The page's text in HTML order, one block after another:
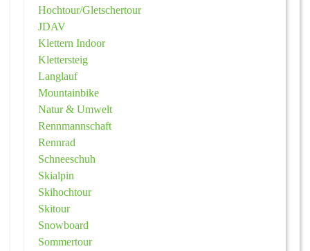
Hochtour/Gletschertour
JDAV
Klettern Indoor
Klettersteig
Langlauf
Mountainbike
Natur & Umwelt
Rennmannschaft
Rennrad
Schneeschuh
Skialpin
Skihochtour
Skitour
Snowboard
Sommertour